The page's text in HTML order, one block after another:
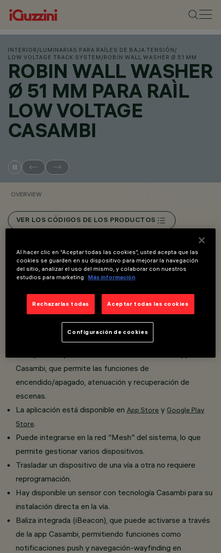
INTERIOR /LUMINARIAS PARA RAÍLES DE BAJA TENSIÓN /
LOW VOLTAGE TRACK SYSTEM /ROBIN WALL WASHER Ø 51 MM
ROBIN WALL WASHER
Ø 51 MM PARA RAÌL
LOW VOLTAGE
CASAMBI
OVERVIEW
VER LOS CÓDIGOS DE LOS PRODUCTOS
Overview
La tecnología integrada Casambi permite controlar de
Casambi, que permite las funciones de
encendido/apagado, atenuación y recuperación de
escenas.
La aplicación está disponible en App Store y Google Play
Store.
Puede integrarse en la red "Mesh" del sistema, lo que
permite gestionar varios dispositivos.
Trasladar un dispositivo de una vía a otra no requiere
reprogramación.
Hay disponible un sensor con tecnología Casambi para su
instalación directa en la vía.
Baliza integrada (iBeacon), que puede activarse a través
de la app Casambi, permitiendo funciones como
notificaciones push y navegación-wayfinding en
Al hacer clic en “Aceptar todas las cookies”, usted acepta que las
cookies se guarden en su dispositivo para mejorar la navegación
del sitio, analizar el uso del mismo, y colaborar con nuestros
estudios para marketing.
Más información
Rechazarlas todas Aceptar todas las cookies
Configuración de cookies